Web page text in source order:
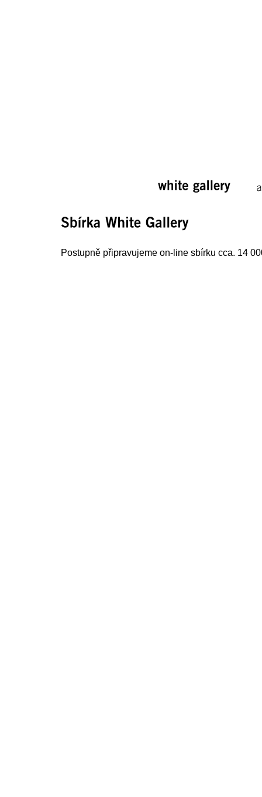
white gallery
Sbírka White Gallery
Postupně připravujeme on-line sbírku cca. 14